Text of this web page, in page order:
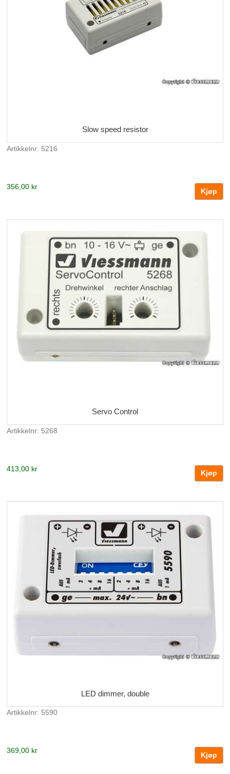
Slow speed resistor
Artikkelnr: 5216
356,00 kr
Servo Control
Artikkelnr: 5268
413,00 kr
LED dimmer, double
Artikkelnr: 5590
369,00 kr